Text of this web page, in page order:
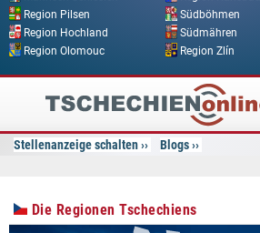
Region Pilsen
Südböhmen
Region Hochland
Südmähren
Region Olomouc
Region Zlín
Tschechien
Online
Stellenanzeige schalten Blogs
Die Regionen Tschechiens